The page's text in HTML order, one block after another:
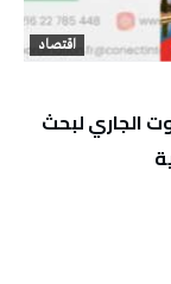
اقتصاد
الأعمال التونسي الهندي في 20 أوت الجاري لبحث